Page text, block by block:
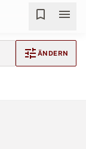
bookmark menu
tune ÄNDERN